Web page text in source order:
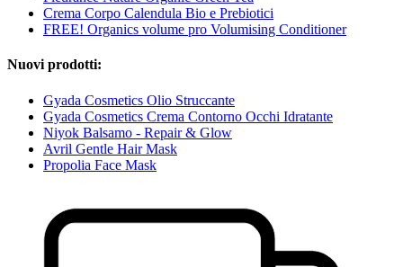
Crema Corpo Calendula Bio e Prebiotici
FREE! Organics volume pro Volumising Conditioner
Nuovi prodotti:
Gyada Cosmetics Olio Struccante
Gyada Cosmetics Crema Contorno Occhi Idratante
Niyok Balsamo - Repair & Glow
Avril Gentle Hair Mask
Propolia Face Mask